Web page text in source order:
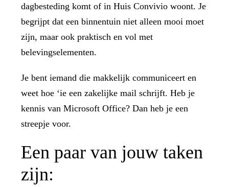
dagbesteding komt of in Huis Convivio woont. Je
begrijpt dat een binnentuin niet alleen mooi moet
zijn, maar ook praktisch en vol met
belevingselementen.
Je bent iemand die makkelijk communiceert en
weet hoe ‘ie een zakelijke mail schrijft. Heb je
kennis van Microsoft Office? Dan heb je een
streepje voor.
Een paar van jouw taken
zijn: